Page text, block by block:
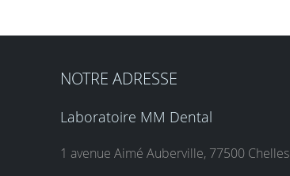
NOTRE ADRESSE
Laboratoire MM Dental
1 avenue Aimé Auberville, 77500 Chelles